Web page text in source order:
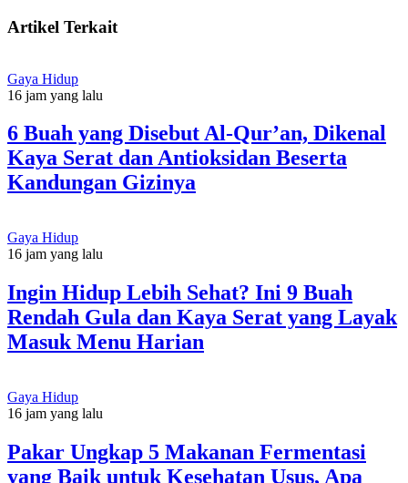
Artikel Terkait
Gaya Hidup
16 jam yang lalu
6 Buah yang Disebut Al-Qur’an, Dikenal
Kaya Serat dan Antioksidan Beserta
Kandungan Gizinya
Gaya Hidup
16 jam yang lalu
Ingin Hidup Lebih Sehat? Ini 9 Buah
Rendah Gula dan Kaya Serat yang Layak
Masuk Menu Harian
Gaya Hidup
16 jam yang lalu
Pakar Ungkap 5 Makanan Fermentasi
yang Baik untuk Kesehatan Usus, Apa